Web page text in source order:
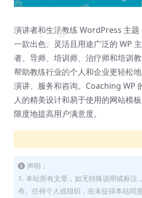
❅
❅
❅
❅
❅
演讲者和生活教练 WordPress 主
一款出色、灵活且用途广泛的 WP
者、导师、培训师、治疗师和培训
帮助教练行业的个人和企业更轻松
演讲、服务和咨询。Coaching WP
人的精美设计和易于使用的网站模
限度地提高用户满意度。
声明：
1. 本站所有文章，如无特殊说明或标注
布。任何个人或组织，在未征得本站同